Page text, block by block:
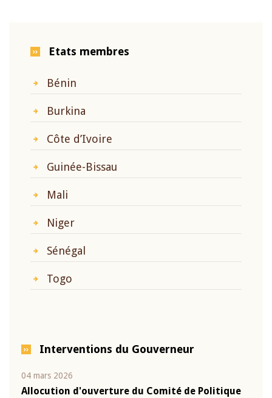
Etats membres
Bénin
Burkina
Côte d’Ivoire
Guinée-Bissau
Mali
Niger
Sénégal
Togo
Interventions du Gouverneur
04 mars 2026
Allocution d'ouverture du Comité de Politique